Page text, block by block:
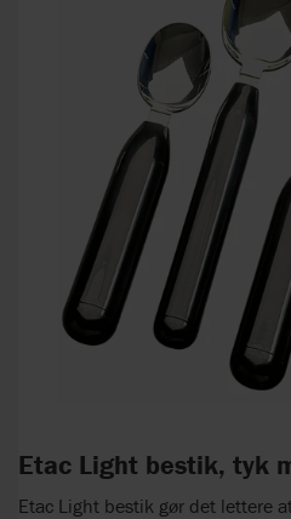
Etac Light bestik, tyk
Etac Light bestik gør det lettere